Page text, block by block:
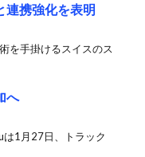
連携強化を表明
を手掛けるスイスのス
へ
1月27日、トラック